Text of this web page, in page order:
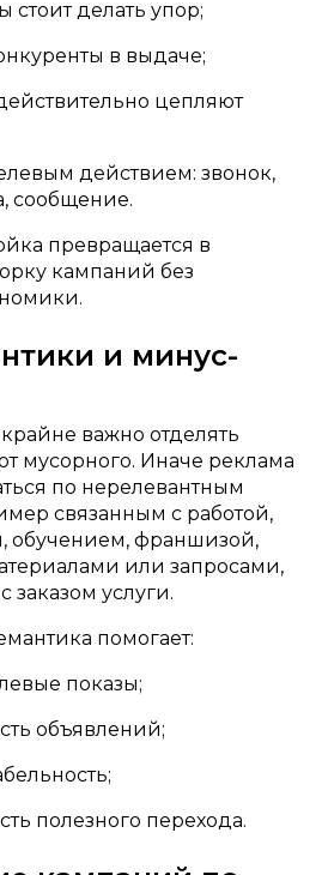
стоит делать упор;
в выдаче;
цепляют
действием: звонок,
сообщение.
превращается в
кампаний без
и минус-
важно отделять
мусорного. Иначе реклама
по нерелевантным
связанным с работой,
обучением, франшизой,
или запросами,
заказом услуги.
помогает:
показы;
объявлений;
полезного перехода.